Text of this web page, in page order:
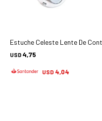
Estuche Celeste Lente De
USD 4,75
USD 4,04